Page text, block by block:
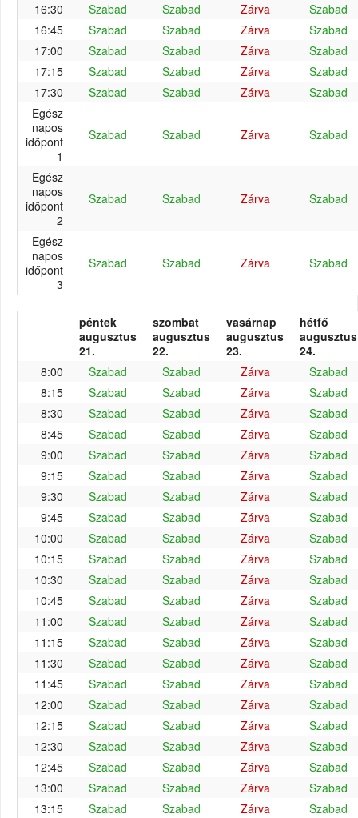
16:30 Szabad Szabad Zárva
Szabad
16:45
Szabad Szabad Zárva
Szabad
17:00
Szabad Szabad Zárva
Szabad
17:15
Szabad Szabad Zárva
Szabad
17:30
Szabad Szabad Zárva
Szabad
Egész
napos
időpont
1
Szabad Szabad Zárva Szabad
Egész
napos
időpont
2
Szabad Szabad Zárva Szabad
Egész
napos
időpont
3
Szabad Szabad Zárva Szabad
péntek
augusztus
21.
szombat
augusztus
22.
vasárnap
augusztus
23.
hétfő
augusztus
24.
8:00
Szabad Szabad Zárva
Szabad
8:15
Szabad Szabad Zárva
Szabad
8:30
Szabad Szabad Zárva
Szabad
8:45
Szabad Szabad Zárva
Szabad
9:00
Szabad Szabad Zárva
Szabad
9:15
Szabad Szabad Zárva
Szabad
9:30
Szabad Szabad Zárva
Szabad
9:45
Szabad Szabad Zárva
Szabad
10:00
Szabad Szabad Zárva
Szabad
10:15
Szabad Szabad Zárva
Szabad
10:30
Szabad Szabad Zárva
Szabad
10:45
Szabad Szabad Zárva
Szabad
11:00
Szabad Szabad Zárva
Szabad
11:15
Szabad Szabad Zárva
Szabad
11:30
Szabad Szabad Zárva
Szabad
11:45
Szabad Szabad Zárva
Szabad
12:00
Szabad Szabad Zárva
Szabad
12:15
Szabad Szabad Zárva
Szabad
12:30
Szabad Szabad Zárva
Szabad
12:45
Szabad Szabad Zárva
Szabad
13:00
Szabad Szabad Zárva
Szabad
13:15
Szabad Szabad Zárva
Szabad